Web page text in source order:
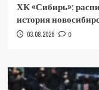
ХК «Сибирь»:
история
03.08.2026 0